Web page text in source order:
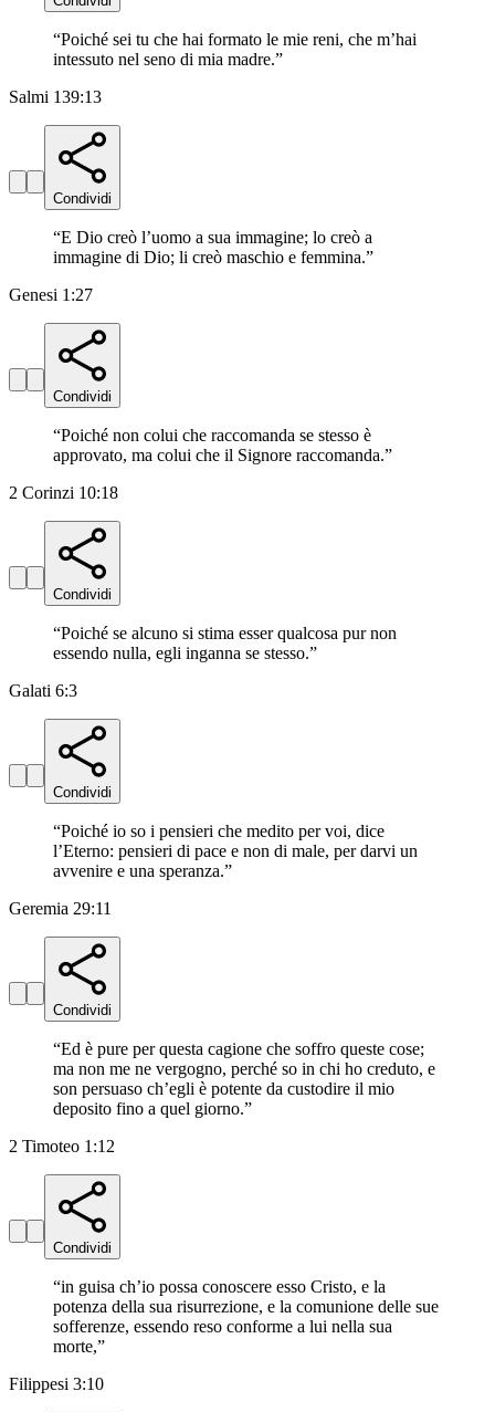
“Poiché sei tu che hai formato le mie reni, che m’hai
intessuto nel seno di mia madre.”
Salmi 139:13
Condividi
“E Dio creò l’uomo a sua immagine; lo creò a
immagine di Dio; li creò maschio e femmina.”
Genesi 1:27
Condividi
“Poiché non colui che raccomanda se stesso è
approvato, ma colui che il Signore raccomanda.”
2 Corinzi 10:18
Condividi
“Poiché se alcuno si stima esser qualcosa pur non
essendo nulla, egli inganna se stesso.”
Galati 6:3
Condividi
“Poiché io so i pensieri che medito per voi, dice
l’Eterno: pensieri di pace e non di male, per darvi un
avvenire e una speranza.”
Geremia 29:11
Condividi
“Ed è pure per questa cagione che soffro queste cose;
ma non me ne vergogno, perché so in chi ho creduto, e
son persuaso ch’egli è potente da custodire il mio
deposito fino a quel giorno.”
2 Timoteo 1:12
Condividi
“in guisa ch’io possa conoscere esso Cristo, e la
potenza della sua risurrezione, e la comunione delle sue
sofferenze, essendo reso conforme a lui nella sua
morte,”
Filippesi 3:10